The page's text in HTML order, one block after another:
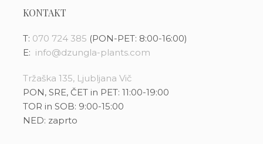
KONTAKT
T: 070 724 385 (PON-PET: 8:00-16:00)
E: info@dzungla-plants.com
Tržaška 135, Ljubljana Vič
PON, SRE, ČET in PET: 11:00-19:00
TOR in SOB: 9:00-15:00
NED: zaprto